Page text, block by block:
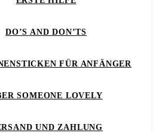
DO’S AND DON’TS
FÜR ANFÄNGER
SOMEONE LOVELY
UND ZAHLUNG